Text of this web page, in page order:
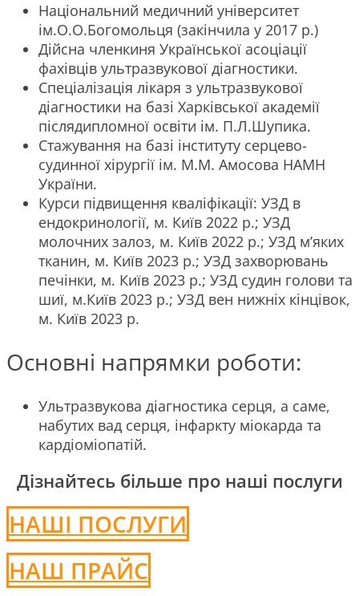
Національний медичний університет
ім.О.О.Богомольця (закінчила у 2017 р.)
Дійсна членкиня Української асоціації
фахівців ультразвукової діагностики.
Спеціалізація лікаря з ультразвукової
діагностики на базі Харківської академії
післядипломної освіти ім. П.Л.Шупика.
Стажування на базі інституту серцево-
судинної хірургії ім. М.М. Амосова НАМН
України.
Курси підвищення кваліфікації: УЗД в
ендокринології, м. Київ 2022 р.; УЗД
молочних залоз, м. Київ 2022 р.; УЗД м’яких
тканин, м. Київ 2023 р.; УЗД захворювань
печінки, м. Київ 2023 р.; УЗД судин голови та
шиї, м.Київ 2023 р.; УЗД вен нижніх кінцівок,
м. Київ 2023 р.
Основні напрямки роботи:
Ультразвукова діагностика серця, а саме,
набутих вад серця, інфаркту міокарда та
кардіоміопатій.
Дізнайтесь більше про наші послуги
НАШІ ПОСЛУГИ
НАШ ПРАЙС